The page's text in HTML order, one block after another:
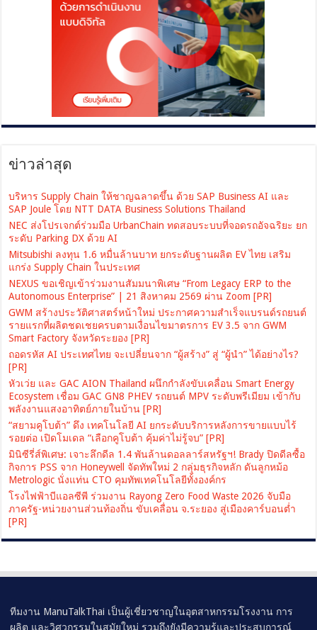
ข่าวล่าสุด
บริหาร Supply Chain ให้ชาญฉลาดขึ้น ด้วย SAP Business AI และ
SAP Joule โดย NTT DATA Business Solutions Thailand
NEC ส่งโปรเจกต์ร่วมมือ UrbanChain ทดสอบระบบที่จอดรถอัจฉริยะ ยก
ระดับ Parking DX ด้วย AI
Mitsubishi ลงทุน 1.6 หมื่นล้านบาท ยกระดับฐานผลิต EV ไทย เสริม
แกร่ง Supply Chain ในประเทศ
NEXUS ขอเชิญเข้าร่วมงานสัมมนาพิเศษ “From Legacy ERP to the
Autonomous Enterprise” | 21 สิงหาคม 2569 ผ่าน Zoom [PR]
GWM สร้างประวัติศาสตร์หน้าใหม่ ประกาศความสำเร็จแบรนด์รถยนต์
รายแรกที่ผลิตชดเชยครบตามเงื่อนไขมาตรการ EV 3.5 จาก GWM
Smart Factory จังหวัดระยอง [PR]
ถอดรหัส AI ประเทศไทย จะเปลี่ยนจาก “ผู้สร้าง” สู่ “ผู้นำ” ได้อย่างไร?
[PR]
หัวเว่ย และ GAC AION Thailand ผนึกกำลังขับเคลื่อน Smart Energy
Ecosystem เชื่อม GAC GN8 PHEV รถยนต์ MPV ระดับพรีเมียม เข้ากับ
พลังงานแสงอาทิตย์ภายในบ้าน [PR]
“สยามคูโบต้า” ดึง เทคโนโลยี AI ยกระดับบริการหลังการขายแบบไร้
รอยต่อ เปิดโมเดล “เลือกคูโบต้า คุ้มค่าไม่รู้จบ” [PR]
มินิซีรี่ส์พิเศษ: เจาะลึกดีล 1.4 พันล้านดอลลาร์สหรัฐฯ! Brady ปิดดีลซื้อ
กิจการ PSS จาก Honeywell จัดทัพใหม่ 2 กลุ่มธุรกิจหลัก ดันลูกหม้อ
Metrologic นั่งแท่น CTO คุมทัพเทคโนโลยีทั้งองค์กร
โรงไฟฟ้าบีแอลซีพี ร่วมงาน Rayong Zero Food Waste 2026 จับมือ
ภาครัฐ-หน่วยงานส่วนท้องถิ่น ขับเคลื่อน จ.ระยอง สู่เมืองคาร์บอนต่ำ
[PR]
ทีมงาน ManuTalkThai เป็นผู้เชี่ยวชาญในอุตสาหกรรมโรงงาน การ
ผลิต และวิศวกรรมในสมัยใหม่ รวมถึงยังมีความรู้และประสบการณ์